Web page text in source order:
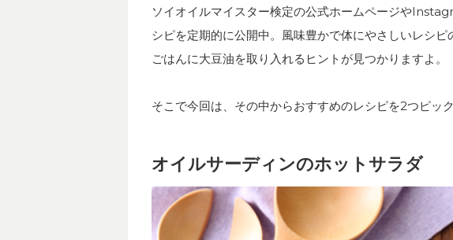
ソイオイルマイスター検定の公式ホームページや
シピを定期的に公開中。風味豊かで体にやさしいレシ
ごはんに大豆油を取り入れるヒントが見つかりますよ。
そこで今回は、その中からおすすめのレシピを2つピッ
オイルサーディンのホットサラダ